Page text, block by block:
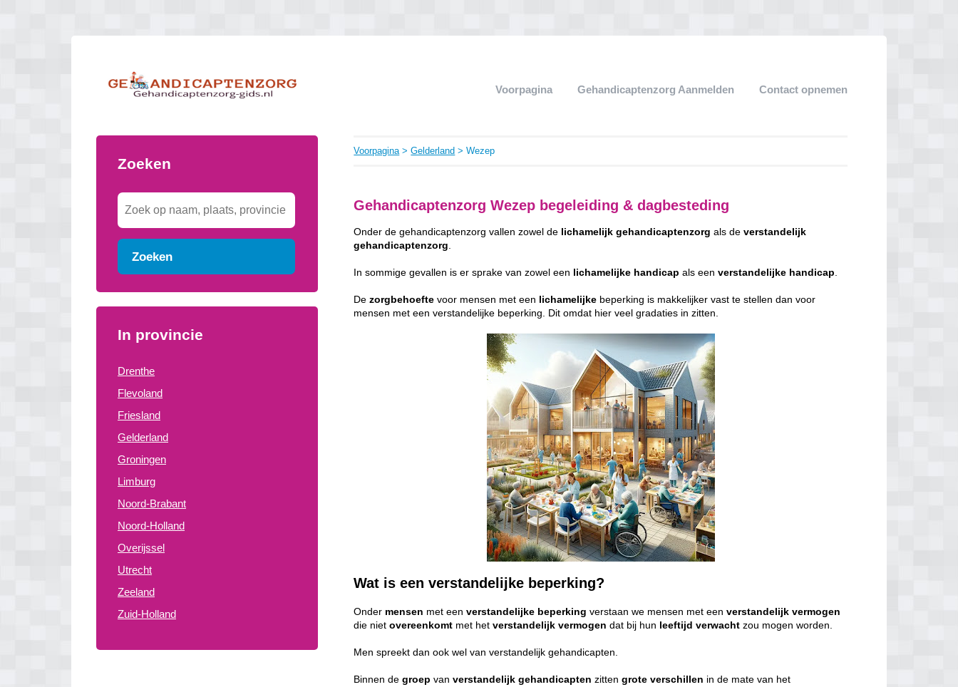
Voorpagina Gehandicaptenzorg Aanmelden Contact opnemen
Zoeken
Zoeken
In provincie
Drenthe
Flevoland
Friesland
Gelderland
Groningen
Limburg
Noord-Brabant
Noord-Holland
Overijssel
Utrecht
Zeeland
Zuid-Holland
Voorpagina>Gelderland > Wezep
Gehandicaptenzorg Wezep begeleiding & dagbesteding
Onder de gehandicaptenzorg vallen zowel de lichamelijk gehandicaptenzorg als deverstandelijk
gehandicaptenzorg
In sommige gevallen is er sprake van zowel een lichamelijke handicap als eenverstandelijke handicap
Dezorgbehoefte voor mensen met een lichamelijke beperking is makkelijker vast te stellen dan voor
mensen met een verstandelijke beperking. Dit omdat hier veel gradaties in zitten.
Wat is een verstandelijke beperking?
Onder mensen met eenverstandelijke beperking verstaan we mensen met eenverstandelijk vermogen
die nietovereenkomt met hetverstandelijk vermogen dat bij hun leeftijd verwacht zou mogen worden.
Men spreekt dan ook wel van verstandelijk gehandicapten.
Binnen degroep vanverstandelijk gehandicapten zittengrote verschillen in de mate van het